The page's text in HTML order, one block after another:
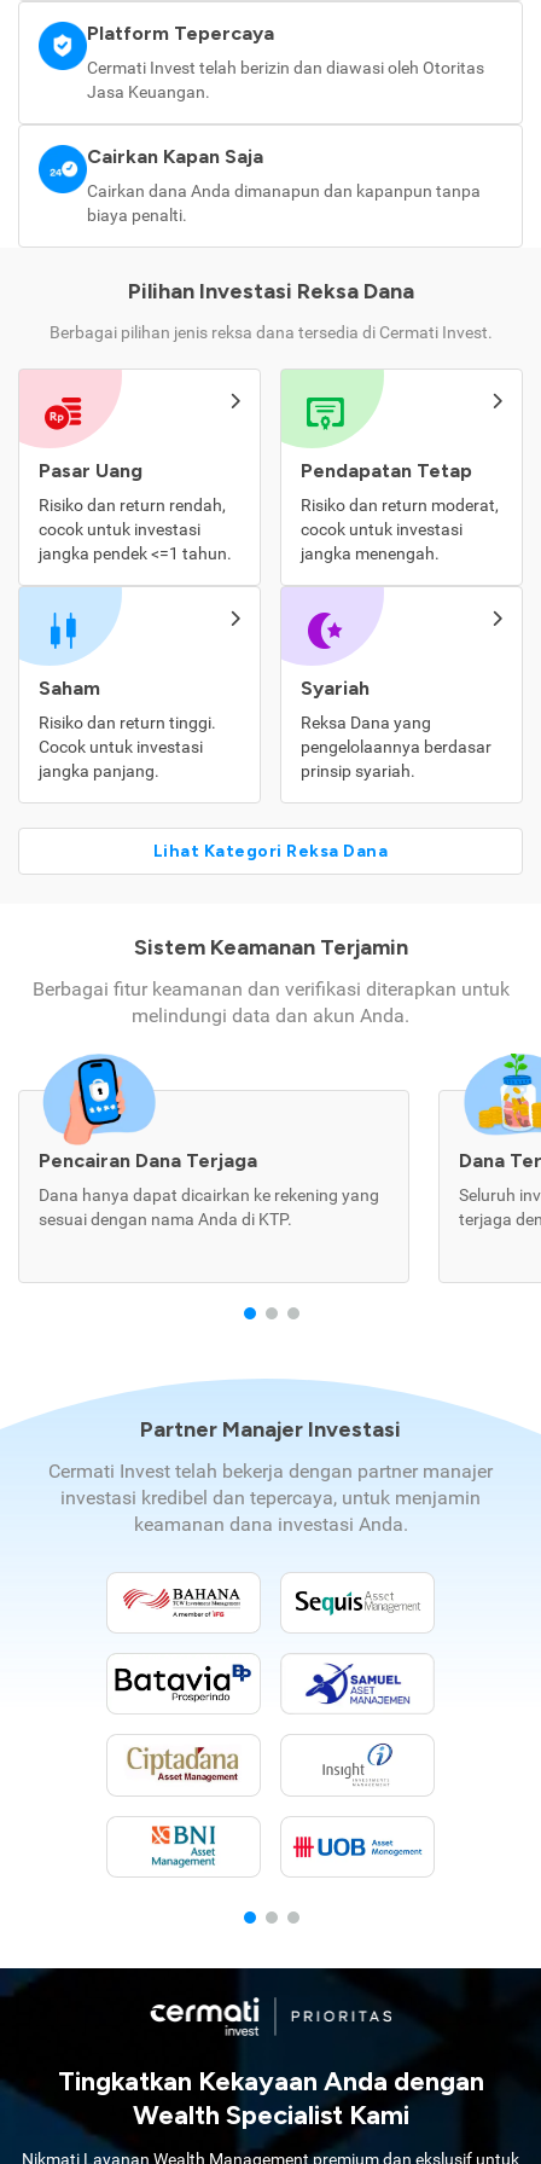
Platform Tepercaya
Cermati Invest telah berizin dan diawasi oleh Otoritas
Jasa Keuangan.
Cairkan Kapan Saja
Cairkan dana Anda dimanapun dan kapanpun tanpa
biaya penalti.
Pilihan Investasi Reksa Dana
Berbagai pilihan jenis reksa dana tersedia di Cermati Invest.
Pasar Uang
Risiko dan return rendah,
cocok untuk investasi
jangka pendek <=1 tahun.
Pendapatan Tetap
Risiko dan return moderat,
cocok untuk investasi
jangka menengah.
Saham
Risiko dan return tinggi.
Cocok untuk investasi
jangka panjang.
Syariah
Reksa Dana yang
pengelolaannya berdasar
prinsip syariah.
Lihat Kategori Reksa Dana
Sistem Keamanan Terjamin
Berbagai fitur keamanan dan verifikasi diterapkan untuk
melindungi data dan akun Anda.
Pencairan Dana Terjaga
Dana hanya dapat dicairkan ke rekening yang
sesuai dengan nama Anda di KTP.
Dana
Seluruh
terjaga
Partner Manajer Investasi
Cermati Invest telah bekerja dengan partner manajer
investasi kredibel dan tepercaya, untuk menjamin
keamanan dana investasi Anda.
Tingkatkan Kekayaan Anda dengan
Wealth Specialist Kami
Nikmati Layanan Wealth Management premium dan ekslusif untuk